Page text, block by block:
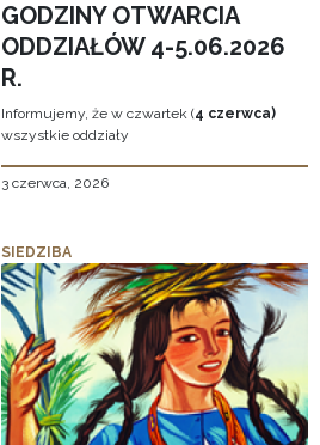
GODZINY OTWARCIA
ODDZIAŁÓW 4-5.06.2026
R.
Informujemy, że w czwartek (4 czerwca)
wszystkie oddziały
3 czerwca, 2026
SIEDZIBA